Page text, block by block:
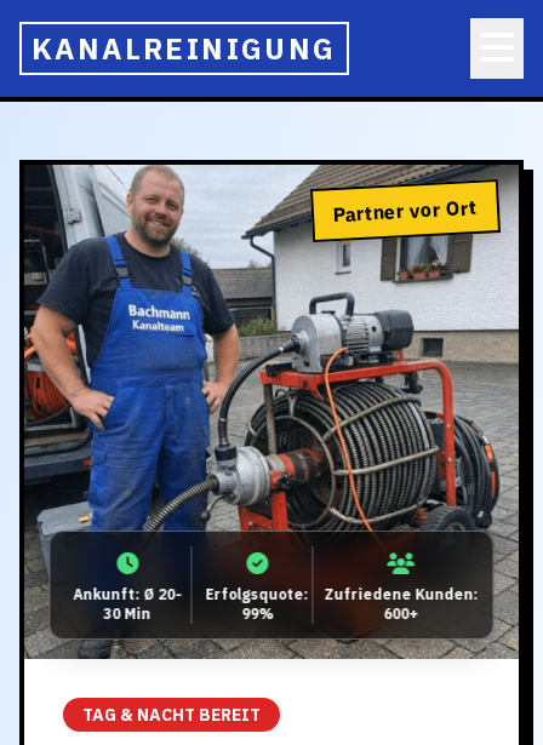
KANALREINIGUNG
Partner vor Ort
Ankunft: Ø 20-
30 Min
Erfolgsquote:
99%
Zufriedene Kunden:
600+
TAG & NACHT BEREIT